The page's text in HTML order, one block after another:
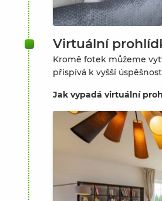
Virtuální
Kromě fotek můžeme
přispívá k vyšší
Jak vypadá virtuální